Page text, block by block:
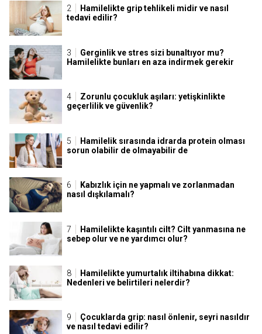
Hamilelikte grip tehlikeli midir ve nasıl
tedavi edilir?
Gerginlik ve stres sizi bunaltıyor mu?
Hamilelikte bunları en aza indirmek gerekir
Zorunlu çocukluk aşıları: yetişkinlikte
geçerlilik ve güvenlik?
Hamilelik sırasında idrarda protein olması
sorun olabilir de olmayabilir de
Kabızlık için ne yapmalı ve zorlanmadan
nasıl dışkılamalı?
Hamilelikte kaşıntılı cilt? Cilt yanmasına ne
sebep olur ve ne yardımcı olur?
Hamilelikte yumurtalık iltihabına dikkat:
Nedenleri ve belirtileri nelerdir?
Çocuklarda grip: nasıl önlenir, seyri nasıldır
ve nasıl tedavi edilir?